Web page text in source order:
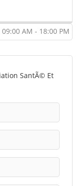
09:00 AM - 18:00 PM
SantÃ© Et